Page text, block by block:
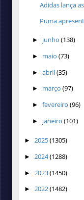
Adidas lança
Puma
► junho (138)
► maio (73)
► abril(35)
► março (97)
► fevereiro (96)
► janeiro (101)
► 2025(1305)
► 2024(1288)
► 2023(1450)
► 2022(1482)